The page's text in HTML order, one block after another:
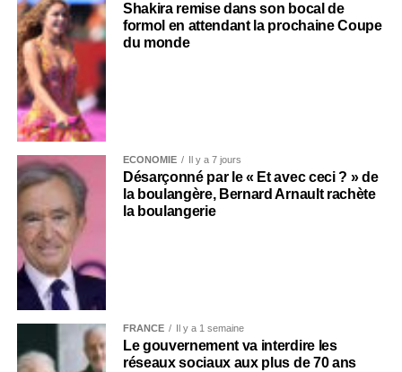
Shakira remise dans son bocal de
formol en attendant la prochaine Coupe
du monde
ECONOMIE Il y a 7 jours
Désarçonné par le « Et avec ceci ? » de
la boulangère, Bernard Arnault rachète
la boulangerie
FRANCE Il y a 1 semaine
Le gouvernement va interdire les
réseaux sociaux aux plus de 70 ans